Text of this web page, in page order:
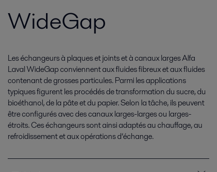
WideGap
Les échangeurs à plaques et joints et à canaux larges Alfa
Laval WideGap conviennent aux fluides fibreux et aux fluides
contenant de grosses particules. Parmi les applications
typiques figurent les procédés de transformation du sucre, du
bioéthanol, de la pâte et du papier. Selon la tâche, ils peuvent
être configurés avec des canaux larges-larges ou larges-
étroits. Ces échangeurs sont ainsi adaptés au chauffage, au
refroidissement et aux opérations d’échange.